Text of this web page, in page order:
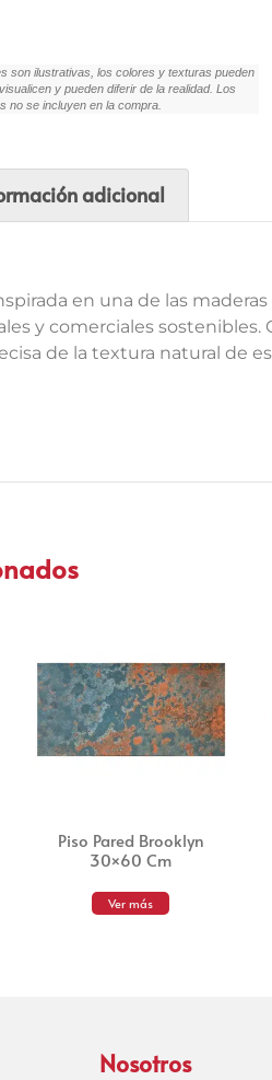
son ilustrativas, los colores y texturas pueden
y pueden diferir de la realidad. Los
no se incluyen en la compra.
adicional
en una de las
y comerciales
de la textura natural de
Piso Pared Brooklyn
30×60 Cm
Ver más
Nosotros